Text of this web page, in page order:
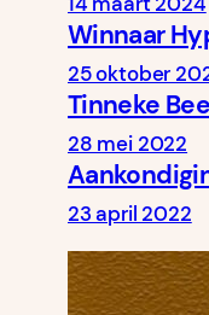
Winnaar
25 oktober
Tinneke
28 mei 2022
23 april 2022